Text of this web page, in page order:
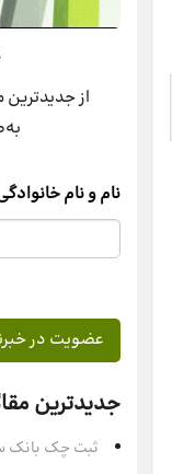
از
نام و نام
جدیدترین
ثبت چک بانک سپه | ۰ تا ۱۰۰ به